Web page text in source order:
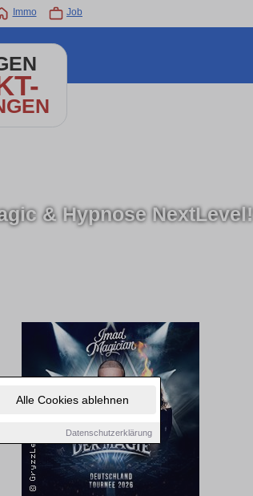
Alle Cookies ablehnen
Datenschutzerklärung
Immo Job
& Hypnose NextLevel!